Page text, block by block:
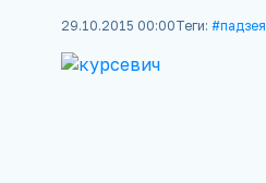
29.10.2015 00:00Теги: #падзея